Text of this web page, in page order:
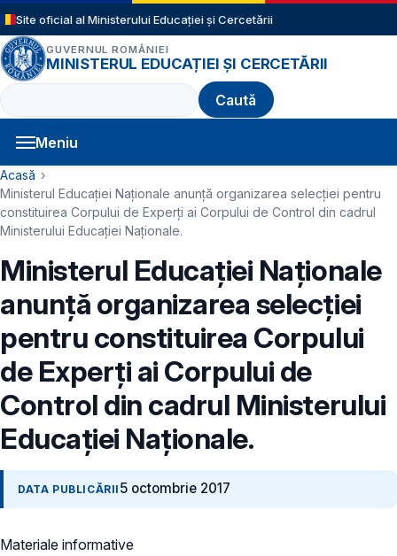
Sari la conținutul principal
Site oficial al Ministerului Educației și Cercetării
GUVERNUL ROMÂNIEI
MINISTERUL EDUCAȚIEI ȘI CERCETĂRII
Caută
Meniu
Navigație principală
Cale de navigare
Acasă
Ministerul Educației Naționale anunţă organizarea selecției pentru
constituirea Corpului de Experți ai Corpului de Control din cadrul
Ministerului Educației Naționale.
Ministerul Educației Naționale
anunţă organizarea selecției
pentru constituirea Corpului
de Experți ai Corpului de
Control din cadrul Ministerului
Educației Naționale.
DATA PUBLICĂRII 5 octombrie 2017
Materiale informative